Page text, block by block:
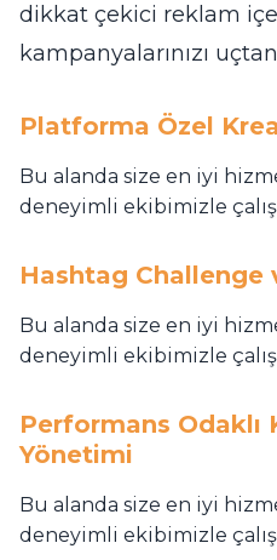
dikkat çekici reklam
kampanyalarınızı
Platforma Özel
Bu alanda size en iyi
deneyimli ekibimizle
Hashtag Challenge
Bu alanda size en iyi
deneyimli ekibimizle
Performans Odaklı
Yönetimi
Bu alanda size en iyi
deneyimli ekibimizle